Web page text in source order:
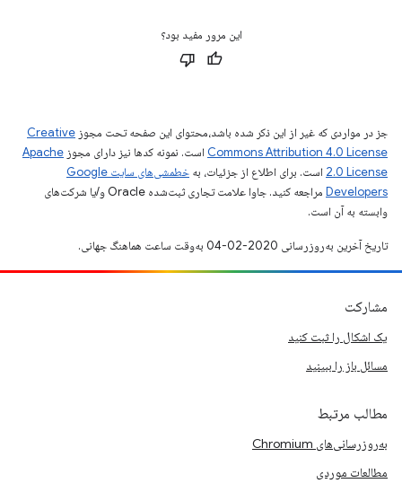
این مرور مفید بود؟
جز در مواردی که غیر از این ذکر شده باشد،‌محتوای این صفحه تحت مجوز Creative
Commons Attribution 4.0 License است. نمونه کدها نیز دارای مجوز Apache
2.0 License است. برای اطلاع از جزئیات، به
خطمشی‌های سایت Google
Developers‏
مراجعه کنید. جاوا علامت تجاری ثبت‌شده Oracle و/یا شرکت‌های
وابسته به آن است.
تاریخ آخرین به‌روزرسانی 2020-02-04 به‌وقت ساعت هماهنگ جهانی.
مشارکت
یک اشکال را ثبت کنید
مسائل باز را ببینید
مطالب مرتبط
به‌روزرسانی‌های Chromium
مطالعات موردی